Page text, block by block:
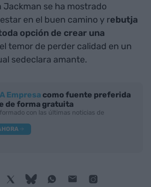
Jackman se ha mostrado
en el buen camino y rebutja
opción de crear una
temor de perder calidad en un
sedeclara amante.
Empresa como fuente preferida
de forma gratuita
con las últimas noticias de